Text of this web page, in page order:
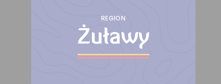
REGION
Żuławy